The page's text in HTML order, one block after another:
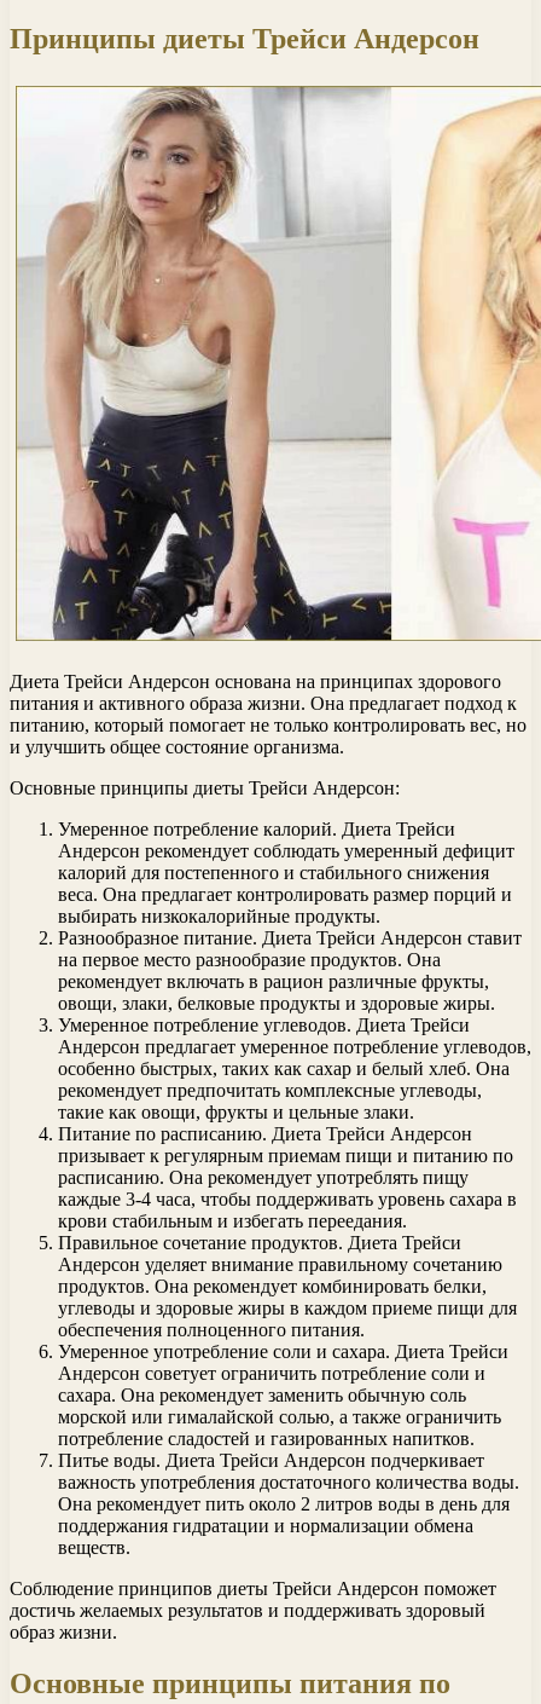
Принципы диеты Трейси Андерсон
Диета Трейси Андерсон основана на принципах здорового
питания и активного образа жизни. Она предлагает подход к
питанию, который помогает не только контролировать вес, но
и улучшить общее состояние организма.
Основные принципы диеты Трейси Андерсон:
Умеренное потребление калорий. Диета Трейси
Андерсон рекомендует соблюдать умеренный дефицит
калорий для постепенного и стабильного снижения
веса. Она предлагает контролировать размер порций и
выбирать низкокалорийные продукты.
Разнообразное питание. Диета Трейси Андерсон ставит
на первое место разнообразие продуктов. Она
рекомендует включать в рацион различные фрукты,
овощи, злаки, белковые продукты и здоровые жиры.
Умеренное потребление углеводов. Диета Трейси
Андерсон предлагает умеренное потребление углеводов,
особенно быстрых, таких как сахар и белый хлеб. Она
рекомендует предпочитать комплексные углеводы,
такие как овощи, фрукты и цельные злаки.
Питание по расписанию. Диета Трейси Андерсон
призывает к регулярным приемам пищи и питанию по
расписанию. Она рекомендует употреблять пищу
каждые 3-4 часа, чтобы поддерживать уровень сахара в
крови стабильным и избегать переедания.
Правильное сочетание продуктов. Диета Трейси
Андерсон уделяет внимание правильному сочетанию
продуктов. Она рекомендует комбинировать белки,
углеводы и здоровые жиры в каждом приеме пищи для
обеспечения полноценного питания.
Умеренное употребление соли и сахара. Диета Трейси
Андерсон советует ограничить потребление соли и
сахара. Она рекомендует заменить обычную соль
морской или гималайской солью, а также ограничить
потребление сладостей и газированных напитков.
Питье воды. Диета Трейси Андерсон подчеркивает
важность употребления достаточного количества воды.
Она рекомендует пить около 2 литров воды в день для
поддержания гидратации и нормализации обмена
веществ.
Соблюдение принципов диеты Трейси Андерсон поможет
достичь желаемых результатов и поддерживать здоровый
образ жизни.
Основные принципы питания по